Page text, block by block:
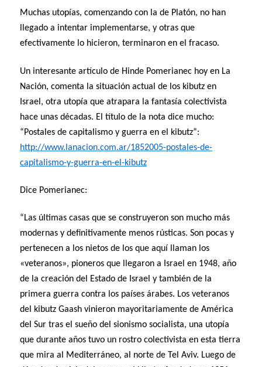
Muchas utopías, comenzando con la de Platón, no han
llegado a intentar implementarse, y otras que
efectivamente lo hicieron, terminaron en el fracaso.
Un interesante artículo de Hinde Pomerianec hoy en La
Nación, comenta la situación actual de los kibutz en
Israel, otra utopía que atrapara la fantasía colectivista
hace unas décadas. El título de la nota dice mucho:
“Postales de capitalismo y guerra en el kibutz”:
http://www.lanacion.com.ar/1852005-postales-de-
capitalismo-y-guerra-en-el-kibutz
Dice Pomerianec:
“Las últimas casas que se construyeron son mucho más
modernas y definitivamente menos rústicas. Son pocas y
pertenecen a los nietos de los que aquí llaman los
«veteranos», pioneros que llegaron a Israel en 1948, año
de la creación del Estado de Israel y también de la
primera guerra contra los países árabes. Los veteranos
del kibutz Gaash vinieron mayoritariamente de América
del Sur tras el sueño del sionismo socialista, una utopía
que durante años tuvo un rostro colectivista en esta tierra
que mira al Mediterráneo, al norte de Tel Aviv. Luego de